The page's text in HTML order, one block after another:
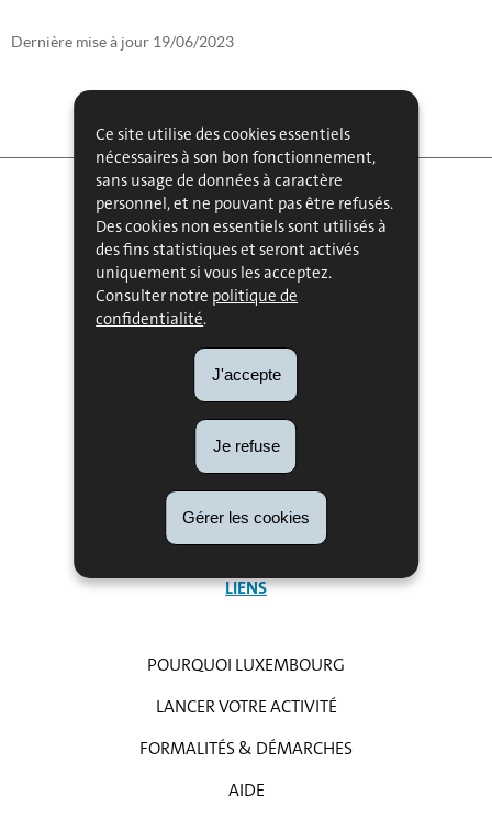
Ce site utilise des cookies essentiels
nécessaires à son bon fonctionnement,
sans usage de données à caractère
personnel, et ne pouvant pas être refusés.
Des cookies non essentiels sont utilisés à
des fins statistiques et seront activés
uniquement si vous les acceptez.
Consulter notre politique de
confidentialité.
J'accepte
Je refuse
Gérer les cookies
Dernière mise à jour 19/06/2023
NAVIGATION
POURQUOI LUXEMBOURG
LANCER VOTRE ACTIVITÉ
FORMALITÉS & DÉMARCHES
AIDE
FAQ
ACTUALITÉS
PUBLICATIONS
ADMINISTRATIONS
PHOTOS & VIDÉOS
LIENS